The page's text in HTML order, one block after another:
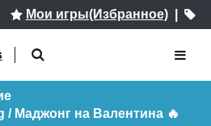
Мои игры(Избранное)|
/ Маджонг на Валентина 🔥